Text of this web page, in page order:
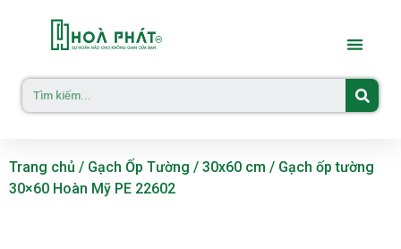
Trang chủ / Gạch Ốp Tường / 30x60 cm / Gạch ốp tường
30×60 Hoàn Mỹ PE 22602